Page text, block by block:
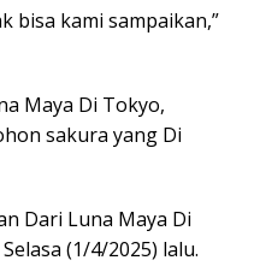
bisa kami sampaikan,”
Maya Di Tokyo,
sakura yang Di
Dari Luna Maya Di
(1/4/2025) lalu.